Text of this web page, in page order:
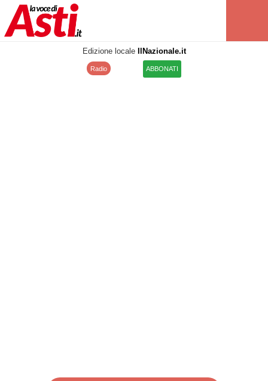
Edizione locale IlNazionale.it
Radio ABBONATI